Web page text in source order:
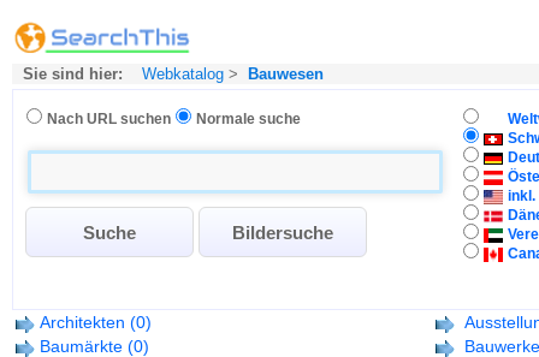
Sie sind hier: Webkatalog > Bauwesen
Nach URL suchen Normale suche
inkl.
Architekten (0)
Baumärkte (0)
Bauwerke